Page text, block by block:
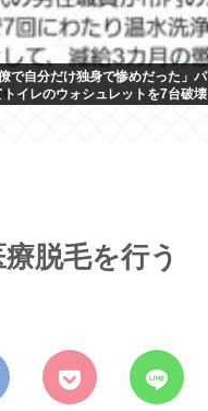
で自分だけ独身で惨めだった」パ
イレのウォシュレットを7台破壊
脱毛を行う